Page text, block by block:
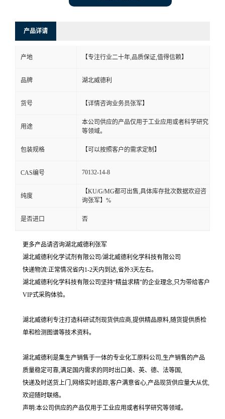
产品详请
产地 【专注行业二十年,品质保证,值得信赖】
品牌 湖北威德利
货号 【详情咨询业务员张军】
用途
本公司供应的产品仅用于工业应用或者科学研究
等领域。
包装规格 【可以按照客户的需求定制】
CAS编号 70132-14-8
纯度
【KU/G/MG都可出售,具体库存批次数据欢迎咨
询张军】%
是否进口 否
更多产品请咨询湖北威德利张军
湖北威德利化学试剂有限公司/湖北威德利化学科技有限公司
快递物流:正常情况省内1-2天内到达,省外3天左右。
湖北威德利化学科技有限公司坚持“精益求精"的企业理念,只为带给客户
VIP式采购体验。
湖北威德利专注打造科研试剂现货供应商,提供精品原料,随货提供质检
单和检测图谱等技术资料。
湖北威德利是集生产销售于一体的专业化工原料公司,生产销售的产品
质量稳定可靠,满足国内需求的同时出口美、英、德、法等国,
快递及时送货上门,网络实时追踪,客户满意省心,产品现货供应量大从优,
欢迎随时联络。
声明:本公司供应的产品仅用于工业应用或者科学研究等领域。